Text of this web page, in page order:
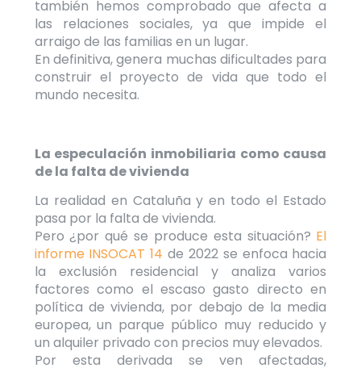
también hemos comprobado que afecta a
las relaciones sociales, ya que impide el
arraigo de las familias en un lugar.
En definitiva, genera muchas dificultades para
construir el proyecto de vida que todo el
mundo necesita.
La especulación inmobiliaria como causa
de la falta de vivienda
La realidad en Cataluña y en todo el Estado
pasa por la falta de vivienda.
Pero ¿por qué se produce esta situación? El
informe INSOCAT 14 de 2022 se enfoca hacia
la exclusión residencial y analiza varios
factores como el escaso gasto directo en
política de vivienda, por debajo de la media
europea, un parque público muy reducido y
un alquiler privado con precios muy elevados.
Por esta derivada se ven afectadas,